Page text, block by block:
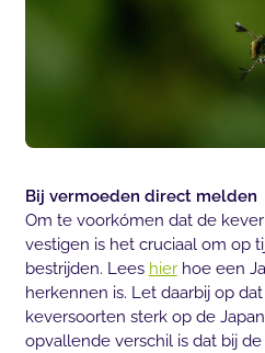
Bij vermoeden direct melden
Om te voorkómen dat de
vestigen is het cruciaal om op
bestrijden. Lees hierhoe een
herkennen is. Let daarbij op
keversoorten sterk op de
opvallende verschil is dat bij